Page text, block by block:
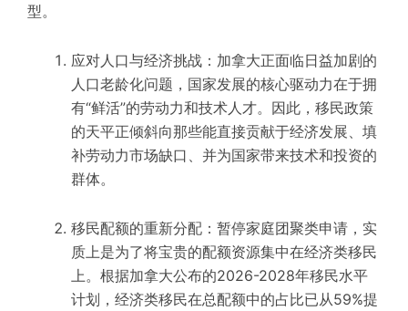
型。
应对人口与经济挑战：加拿大正面临日益加剧的
人口老龄化问题，国家发展的核心驱动力在于拥
有“鲜活”的劳动力和技术人才。因此，移民政策
的天平正倾斜向那些能直接贡献于经济发展、填
补劳动力市场缺口、并为国家带来技术和投资的
群体。
移民配额的重新分配：暂停家庭团聚类申请，实
质上是为了将宝贵的配额资源集中在经济类移民
上。根据加拿大公布的2026-2028年移民水平
计划，经济类移民在总配额中的占比已从59%提